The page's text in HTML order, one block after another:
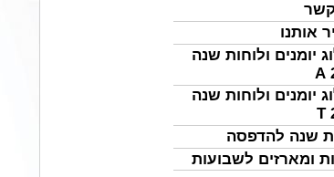
אותנו
יומנים ולוחות שנה
יומנים ולוחות שנה
שנה להדפסה
ומארזים לשבועות